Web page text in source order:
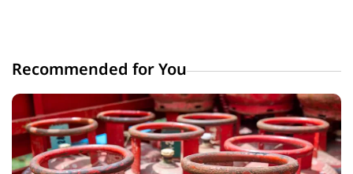
Recommended for You